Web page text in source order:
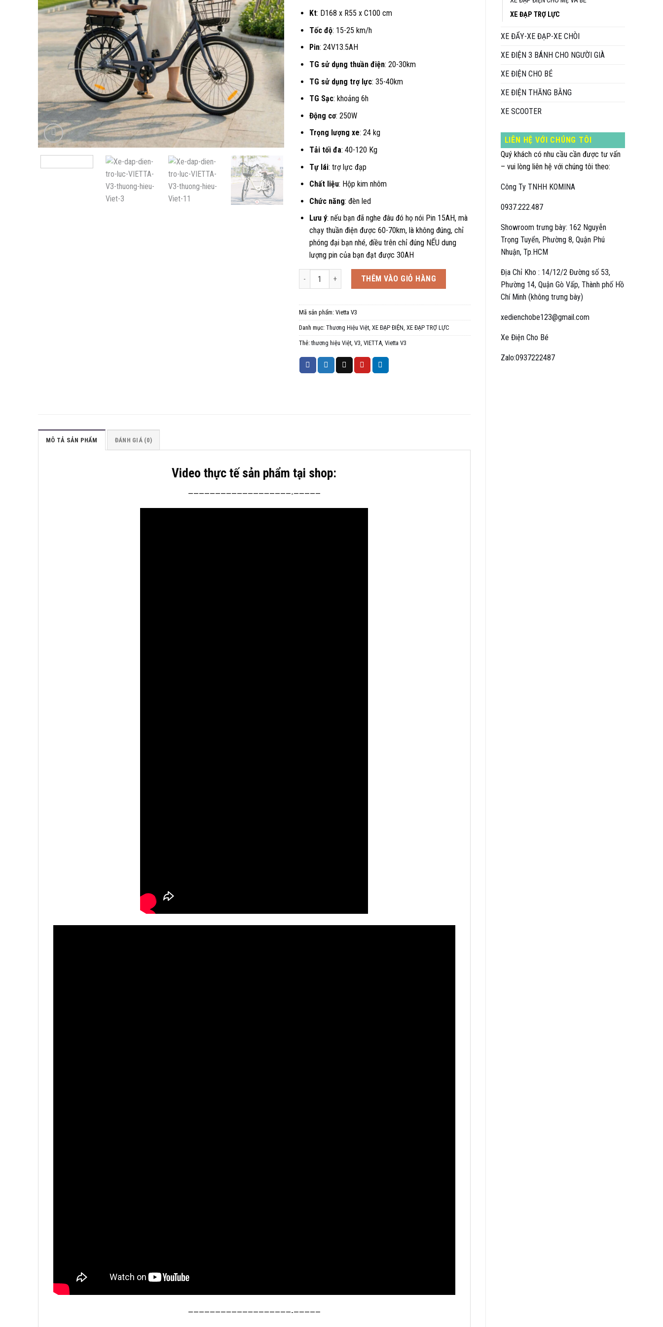
XE ĐẠP TRỢ LỰC
XE ĐẨY-XE ĐẠP-XE CHÒI
XE ĐIỆN 3 BÁNH CHO NGƯỜI GIÀ
XE ĐIỆN CHO BÉ
XE ĐIỆN THĂNG BẰNG
XE SCOOTER
LIÊN HỆ VỚI CHÚNG TÔI
Quý khách có nhu cầu cần được tư vấn
– vui lòng liên hệ với chúng tôi theo:
Công Ty TNHH KOMINA
0937.222.487
Showroom trưng bày: 162 Nguyễn
Trọng Tuyển, Phường 8, Quận Phú
Nhuận, Tp.HCM
Địa Chỉ Kho : 14/12/2 Đường số 53,
Phường 14, Quận Gò Vấp, Thành phố Hồ
Chí Minh (không trưng bày)
xedienchobe123@gmail.com
Xe Điện Cho Bé
Zalo:0937222487
15.990.000 ₫.
14.490.000 ₫.
Kt: D168 x R55 x C100 cm
Tốc độ: 15-25 km/h
Pin: 24V13.5AH
TG sử dụng thuần điện: 20-30km
TG sử dụng trợ lực: 35-40km
TG Sạc: khoảng 6h
Động cơ: 250W
Trọng lượng xe: 24 kg
Tải tối đa: 40-120 Kg
Tự lái: trợ lực đạp
Chất liệu: Hộp kim nhôm
Chức năng: đèn led
Lưu ý: nếu bạn đã nghe đâu đó họ nói Pin 15AH, mà
chạy thuần điện được 60-70km, là không đúng, chỉ
phóng đại bạn nhé, điều trên chỉ đúng NẾU dung
lượng pin của bạn đạt được 30AH
Xe điện trợ lực Vietta V3, thương hiệu Việt số lượng
THÊM VÀO GIỎ HÀNG
Mã sản phẩm: Vietta V3
Danh mục: Thương Hiệu Việt, XE ĐẠP ĐIỆN, XE ĐẠP TRỢ LỰC
Thẻ:thương hiệu Việt, V3, VIETTA, Vietta V3
MÔ TẢ SẢN PHẨM ĐÁNH GIÁ (0)
Video thực tế sản phẩm tại shop:
———————————————————-—————
———————————————————-—————